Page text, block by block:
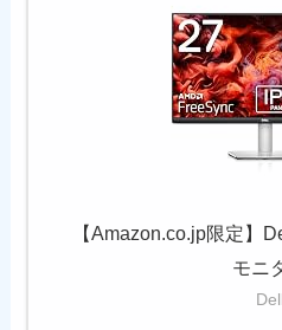
【Amazon.co.jp限定】
モニ
Dell